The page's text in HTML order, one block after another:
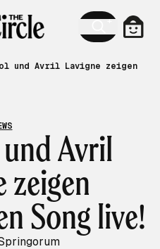
und Avril Lavigne zeigen
Avril
zeigen
Song live!
Springorum